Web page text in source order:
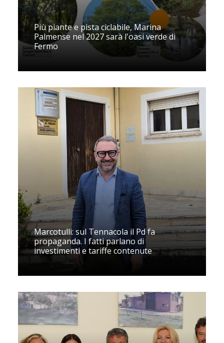
Più piante e pista ciclabile, Marina
Palmense nel 2027 sarà l'oasi verde di
Fermo
Marcotulli: sul Tennacola il Pd fa
propaganda. I fatti parlano di
investimenti e tariffe contenute